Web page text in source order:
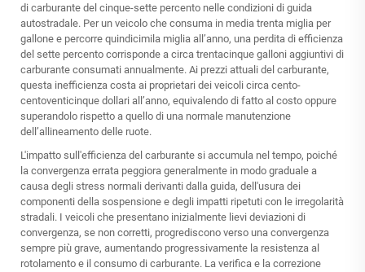
di carburante del cinque-sette percento nelle condizioni di guida
autostradale. Per un veicolo che consuma in media trenta miglia per
gallone e percorre quindicimila miglia all’anno, una perdita di efficienza
del sette percento corrisponde a circa trentacinque galloni aggiuntivi di
carburante consumati annualmente. Ai prezzi attuali del carburante,
questa inefficienza costa ai proprietari dei veicoli circa cento-
centoventicinque dollari all’anno, equivalendo di fatto al costo oppure
superandolo rispetto a quello di una normale manutenzione
dell’allineamento delle ruote.
L'impatto sull'efficienza del carburante si accumula nel tempo, poiché
la convergenza errata peggiora generalmente in modo graduale a
causa degli stress normali derivanti dalla guida, dell'usura dei
componenti della sospensione e degli impatti ripetuti con le irregolarità
stradali. I veicoli che presentano inizialmente lievi deviazioni di
convergenza, se non corretti, progrediscono verso una convergenza
sempre più grave, aumentando progressivamente la resistenza al
rotolamento e il consumo di carburante. La verifica e la correzione